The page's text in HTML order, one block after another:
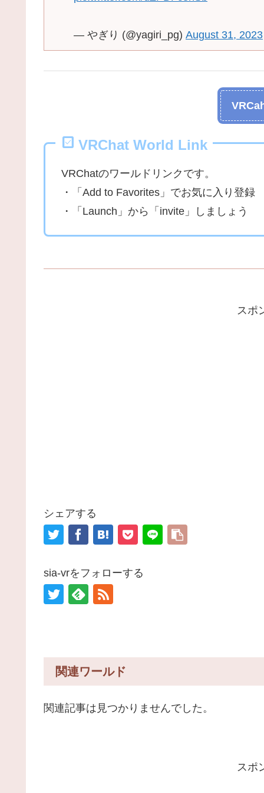
— やぎり (@yagiri_pg) August 31, 2023
VRChat World Link
VRChatのワールドリンクです。
・「Add to Favorites」でお気に入り登録
・「Launch」から「invite」しましょう
スポ
シェアする
sia-vrをフォローする
関連ワールド
関連記事は見つかりませんでした。
スポ